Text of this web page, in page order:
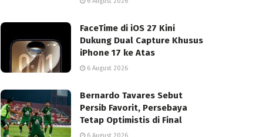
FaceTime di iOS 27 Kini
Dukung Dual Capture Khusus
iPhone 17 ke Atas
6 August 2026
Bernardo Tavares Sebut
Persib Favorit, Persebaya
Tetap Optimistis di Final